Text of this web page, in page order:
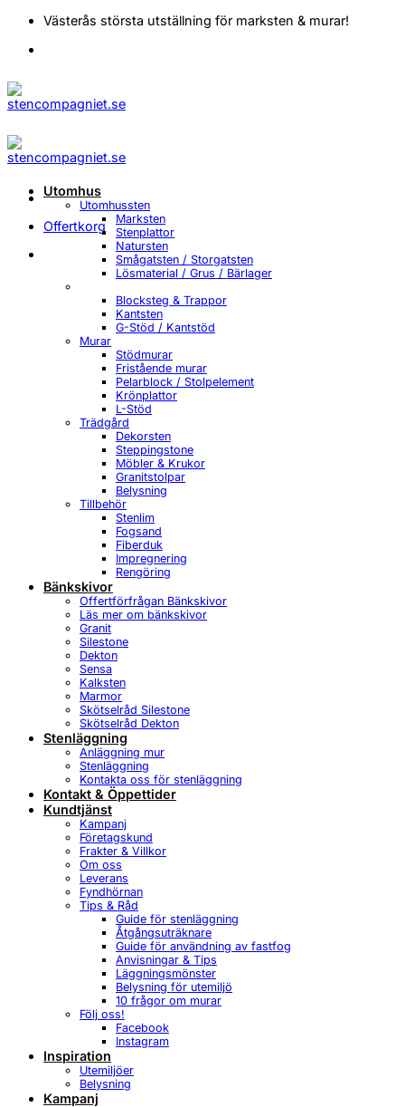
Skip
content
Västerås största utställning för marksten & murar!
Offertkorg
Utomhus
Utomhussten
Marksten
Stenplattor
Natursten
Smågatsten / Storgatsten
Lösmaterial / Grus / Bärlager
Blocksteg & Trappor
Kantsten
G-Stöd / Kantstöd
Murar
Stödmurar
Fristående murar
Pelarblock / Stolpelement
Krönplattor
L-Stöd
Trädgård
Dekorsten
Steppingstone
Möbler & Krukor
Granitstolpar
Belysning
Tillbehör
Stenlim
Fogsand
Fiberduk
Impregnering
Rengöring
Bänkskivor
Offertförfrågan Bänkskivor
Läs mer om bänkskivor
Granit
Silestone
Dekton
Sensa
Kalksten
Marmor
Skötselråd Silestone
Skötselråd Dekton
Stenläggning
Anläggning mur
Stenläggning
Kontakta oss för stenläggning
Kontakt & Öppettider
Kundtjänst
Kampanj
Företagskund
Frakter & Villkor
Om oss
Leverans
Fyndhörnan
Tips & Råd
Guide för stenläggning
Åtgångsuträknare
Guide för användning av fastfog
Anvisningar & Tips
Läggningsmönster
Belysning för utemiljö
10 frågor om murar
Följ oss!
Facebook
Instagram
Inspiration
Utemiljöer
Belysning
Kampanj